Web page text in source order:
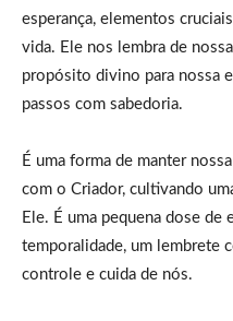
esperança, elementos
vida. Ele nos lembra de
propósito divino para nossa
passos com sabedoria.
É uma forma de manter
com o Criador, cultivando
Ele. É uma pequena dose de
temporalidade, um lembrete
controle e cuida de nós.